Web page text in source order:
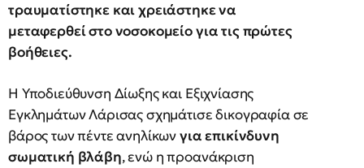
τραυματίστηκε και χρειάστηκε να
μεταφερθεί στο νοσοκομείο για τις πρώτες
βοήθειες.
Η Υποδιεύθυνση Δίωξης και Εξιχνίασης
Εγκλημάτων Λάρισας σχημάτισε δικογραφία σε
βάρος των πέντε ανηλίκωνγια επικίνδυνη
σωματική βλάβη, ενώ η προανάκριση